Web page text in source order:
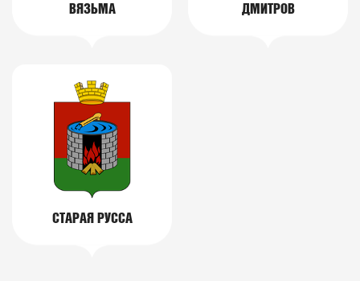
ВЯЗЬМА ДМИТРОВ
СТАРАЯ РУССА